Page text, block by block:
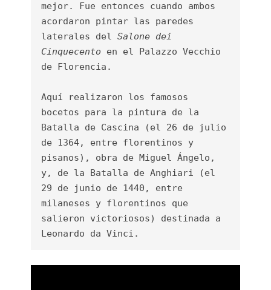
mejor. Fue entonces cuando ambos
acordaron pintar las paredes
laterales del Salone dei
Cinquecento en el Palazzo Vecchio
de Florencia.
Aquí realizaron los famosos
bocetos para la pintura de la
Batalla de Cascina (el 26 de julio
de 1364, entre florentinos y
pisanos), obra de Miguel Ángelo,
y, de la Batalla de Anghiari (el
29 de junio de 1440, entre
milaneses y florentinos que
salieron victoriosos) destinada a
Leonardo da Vinci.